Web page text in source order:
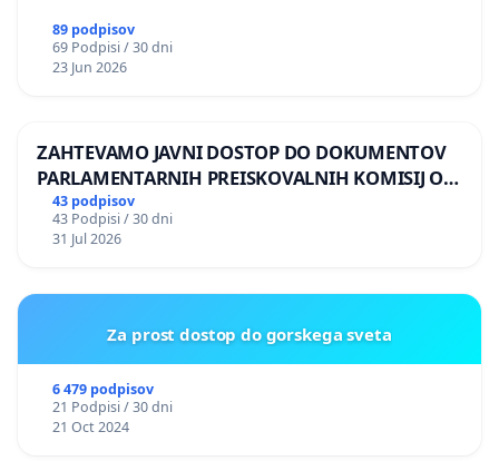
89 podpisov
69 Podpisi / 30 dni
23 Jun 2026
ZAHTEVAMO JAVNI DOSTOP DO DOKUMENTOV
PARLAMENTARNIH PREISKOVALNIH KOMISIJ O
ILEGALNI TRGOVINI Z OROŽJEM
43 podpisov
43 Podpisi / 30 dni
31 Jul 2026
Za prost dostop do gorskega sveta
6 479 podpisov
21 Podpisi / 30 dni
21 Oct 2024